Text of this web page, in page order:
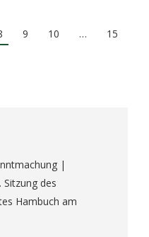
9 10 …
15
|
Sitzung des
Hambuch am